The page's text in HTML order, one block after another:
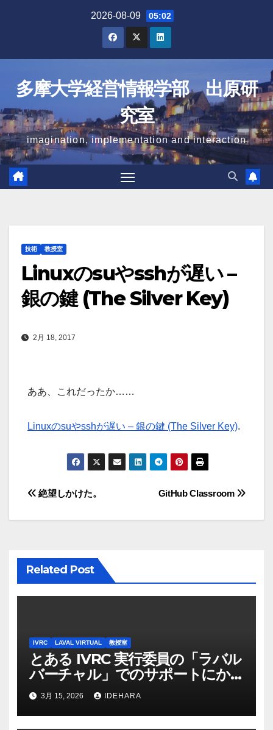
2026-08-09 05:02
多摩大学経営情報学部 出原研
究室
imagination, implementation and interaction
技術 教授室
Linuxのsuやsshが遅い –
銀の鍵 (The Silver Key)
2月 18, 2017
ああ、これだったか……
Linuxのsuやsshが遅い – 銀の鍵 (The Silver Key).
投
稿
ビ
ゲ
シ
ョ
ン
GitHub Classroom
絶望しかけた。
Related Post
IVRC LAVAL VIRTUAL 教授室
とある IVRC 実行委員の「ラバル
バーチャル」でのサポートにか
ける思いと願い（2025 年
Discord 上の記録から一部抜粋・
修正）
3月 15, 2026 IDEHARA